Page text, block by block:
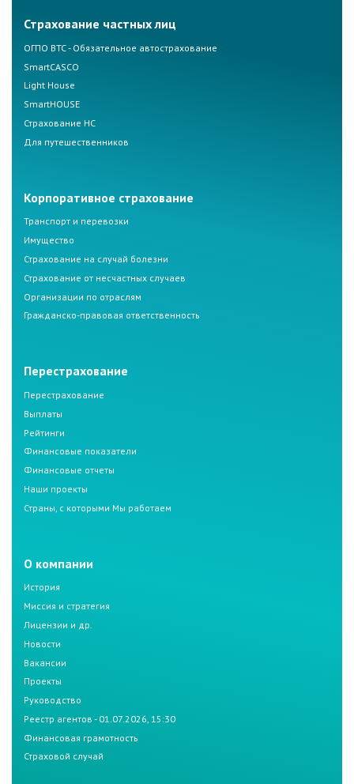
Страхование частных лиц
ОГПО ВТС - Обязательное автострахование
SmartCASCO
Light House
SmartHOUSE
Страхование НС
Для путешественников
Корпоративное страхование
Транспорт и перевозки
Имущество
Страхование на случай болезни
Страхование от несчастных случаев
Организации по отраслям
Гражданско-правовая ответственность
Перестрахование
Перестрахование
Выплаты
Рейтинги
Финансовые показатели
Финансовые отчеты
Наши проекты
Страны, с которыми Мы работаем
О компании
История
Миссия и стратегия
Лицензии и др.
Новости
Вакансии
Проекты
Руководство
Реестр агентов - 01.07.2026, 15:30
Финансовая грамотность
Страховой случай